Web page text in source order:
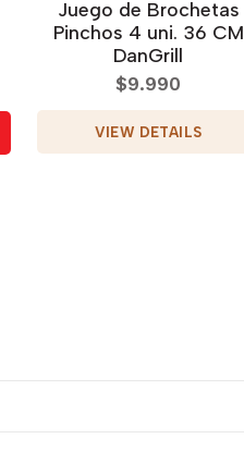
Juego de Brochetas
Pinchos 4 uni. 36 CM
DanGrill
$9.990
VIEW DETAILS